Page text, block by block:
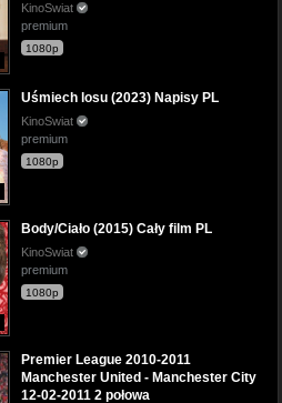
KinoSwiat
premium
1080p
Uśmiech losu (2023) Napisy PL
KinoSwiat
premium
1080p
Body/Ciało (2015) Cały film PL
KinoSwiat
premium
1080p
Premier League 2010-2011
Manchester United - Manchester City
12-02-2011 2 połowa